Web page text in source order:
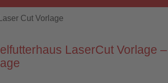
Cut Vorlage
LaserCut Vorlage